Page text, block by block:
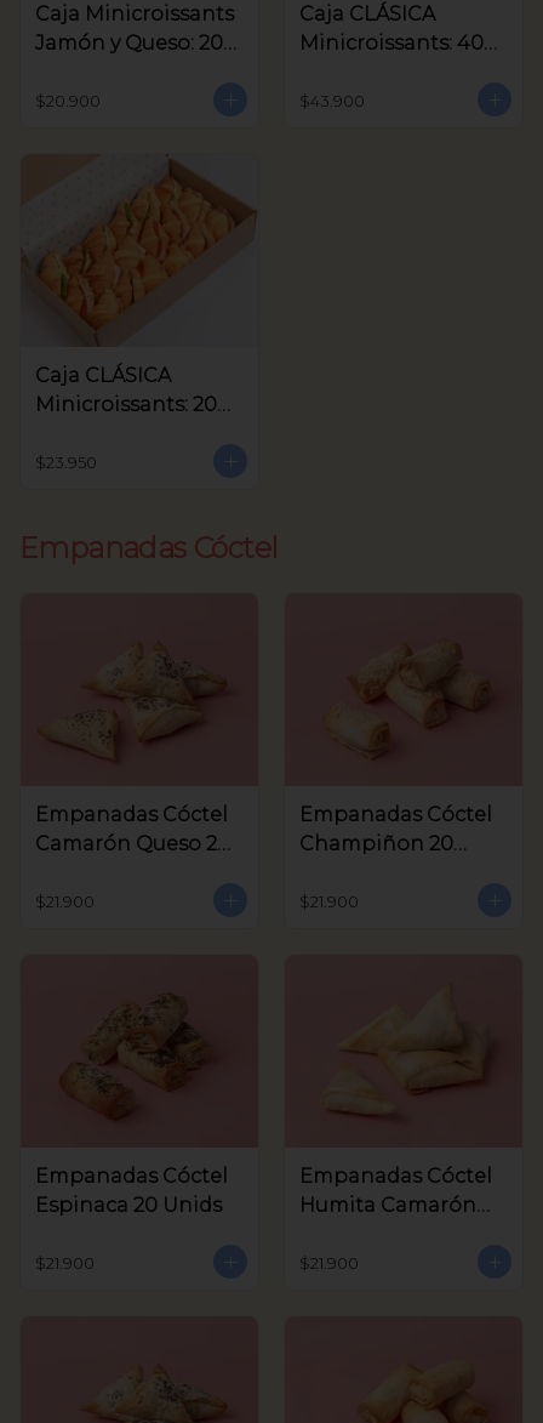
Caja Minicroissants
Jamón y Queso: 20
$20.900
Caja CLÁSICA
Minicroissants: 40
$43.900
Caja CLÁSICA
Minicroissants: 20
$23.950
Empanadas Cóctel
Empanadas Cóctel
Camarón Queso 20
$21.900
Empanadas Cóctel
Champiñon 20
$21.900
Empanadas Cóctel
Espinaca 20 Unids
$21.900
Empanadas Cóctel
Humita Camarón
$21.900